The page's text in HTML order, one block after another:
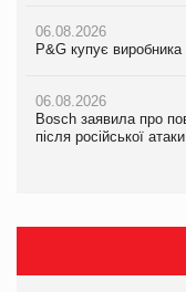
06.08.2026
P&G купує
06.08.2026
Bosch заявила про
після російської атаки
новинки від ТМ
Сергій Лісунов про
06.08.2026
P&G купує
06.08.2026
Bosch заявила про
після російської атаки